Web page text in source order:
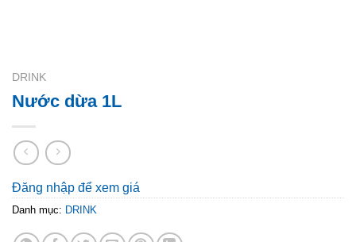
DRINK
Nước dừa 1L
Đăng nhập để xem giá
Danh mục: DRINK